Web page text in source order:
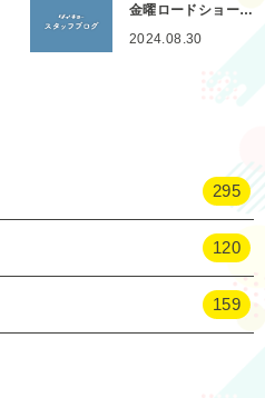
金曜ロードショー…
2024.08.30
295
120
159